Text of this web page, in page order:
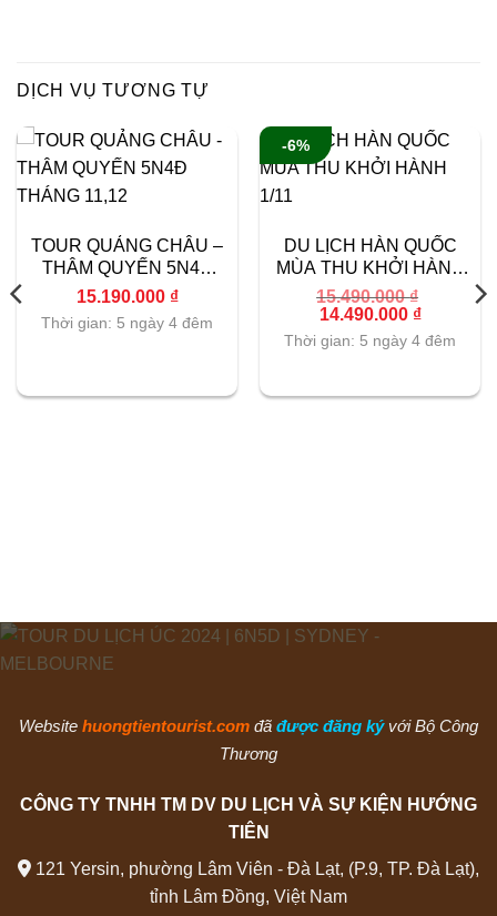
DỊCH VỤ TƯƠNG TỰ
TOUR QUẢNG CHÂU –
THÂM QUYẾN 5N4Đ
THÁNG 11,12
15.190.000 ₫
Thời gian: 5 ngày 4 đêm
-6%
DU LỊCH HÀN QUỐC
MÙA THU KHỞI HÀNH
1/11
15.490.000₫
Giá
gốc
là:
15.490.000 ₫.
14.490.000 ₫Giá
tại
Thời gian: 5 ngày 4 đêm
Website huongtientourist.com đã được đăng ký với Bộ Công
Thương
CÔNG TY TNHH TM DV DU LỊCH VÀ SỰ KIỆN HƯỚNG
TIÊN
121 Yersin, phường Lâm Viên - Đà Lạt, (P.9, TP. Đà Lạt),
tỉnh Lâm Đồng, Việt Nam